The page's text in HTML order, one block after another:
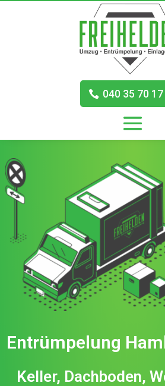
040 35 70
Entrümpelung
Keller, Dachboden,